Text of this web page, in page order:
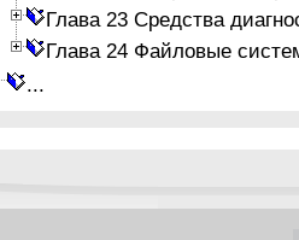
Глава 23 Средства
Глава 24 Файловые